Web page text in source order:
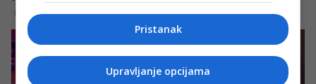
Pristanak
Upravljanje opcijama